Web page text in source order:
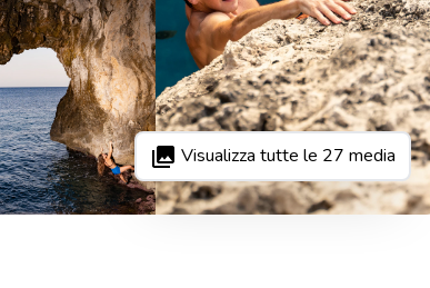
Visualizza tutte le 27 media